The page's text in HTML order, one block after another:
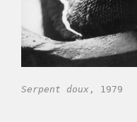
Serpent doux , 1979